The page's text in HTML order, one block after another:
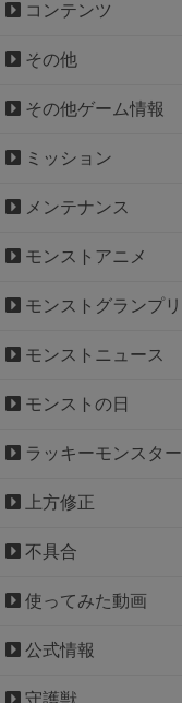
コンテンツ
その他
その他ゲーム情報
ミッション
メンテナンス
モンストアニメ
モンストグランプリ
モンストニュース
モンストの日
ラッキーモンスター
上方修正
不具合
使ってみた動画
公式情報
守護獣